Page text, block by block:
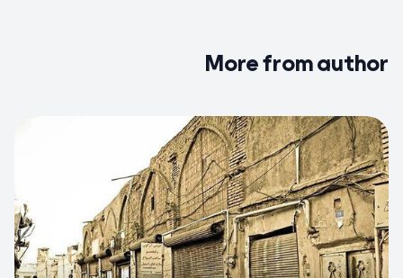
More from author
0